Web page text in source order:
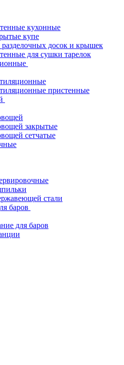
кухонные
купе
досок и крышек
для сушки тарелок
пристенные
закрытые
сетчатые
стали
баров
для баров